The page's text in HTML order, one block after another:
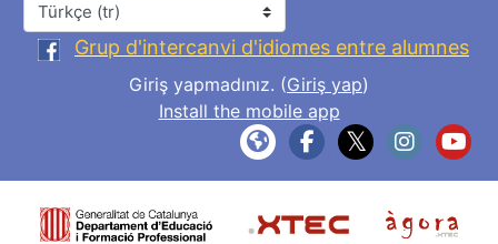
Grup d'intercanvi d'idiomes entre alumnes
Giriş yapmadınız. (Giriş yap)
Install the mobile app